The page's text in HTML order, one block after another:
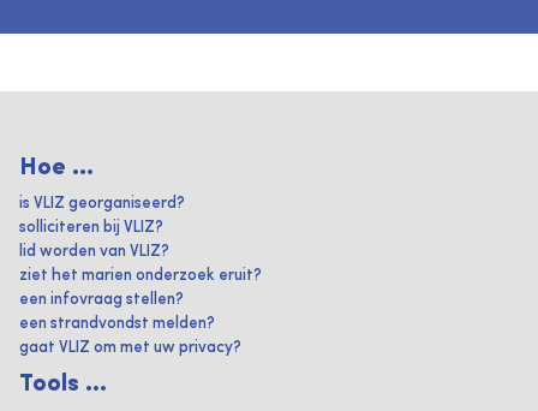
Hoe ...
is VLIZ georganiseerd?
solliciteren bij VLIZ?
lid worden van VLIZ?
ziet het marien onderzoek eruit?
een infovraag stellen?
een strandvondst melden?
gaat VLIZ om met uw privacy?
Tools ...